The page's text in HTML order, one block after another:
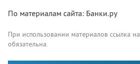
По материалам сайта: Банки.ру
При использовании материалов ссылка на
обязательна.